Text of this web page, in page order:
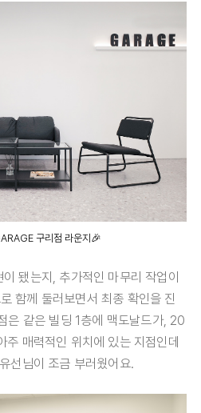
구리점 라운지🎉
됐는지, 추가적인 마무리 작업이
함께 둘러보면서 최종 확인을 진
은 같은 빌딩 1층에 맥도날드가, 20
주 매력적인 위치에 있는 지점인데
선님이 조금 부러웠어요.